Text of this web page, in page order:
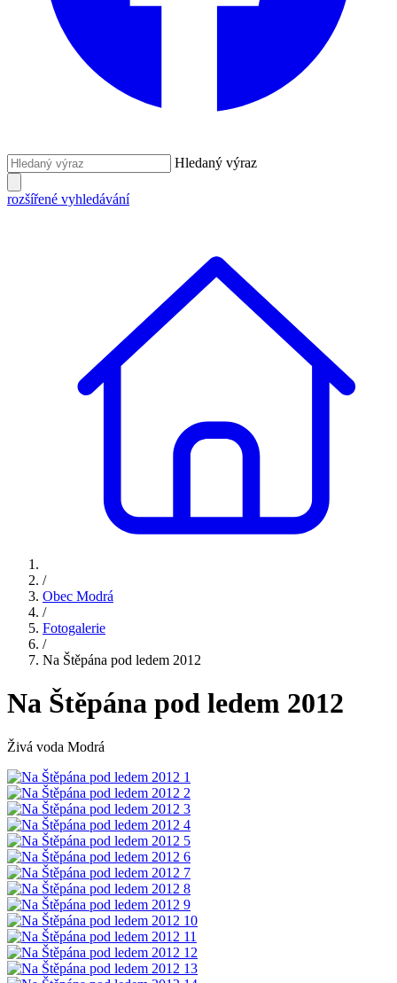
Hledaný výraz
rozšířené vyhledávání
/
Obec Modrá
/
Fotogalerie
/
Na Štěpána pod ledem 2012
Na Štěpána pod ledem 2012
Živá voda Modrá